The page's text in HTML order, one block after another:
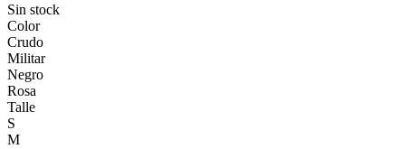
Sin stock
Color
Crudo
Militar
Negro
Rosa
Talle
S
M